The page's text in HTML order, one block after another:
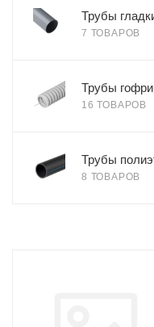
Трубы
7 ТОВАРОВ
Трубы
16 ТОВАРОВ
Трубы
8 ТОВАРОВ